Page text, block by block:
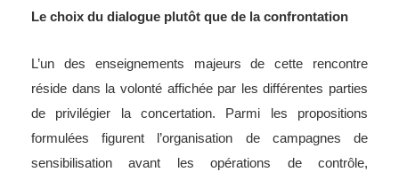
Le choix du dialogue plutôt que de la confrontation
L’un des enseignements majeurs de cette rencontre
réside dans la volonté affichée par les différentes parties
de privilégier la concertation. Parmi les propositions
formulées figurent l’organisation de campagnes de
sensibilisation avant les opérations de contrôle,